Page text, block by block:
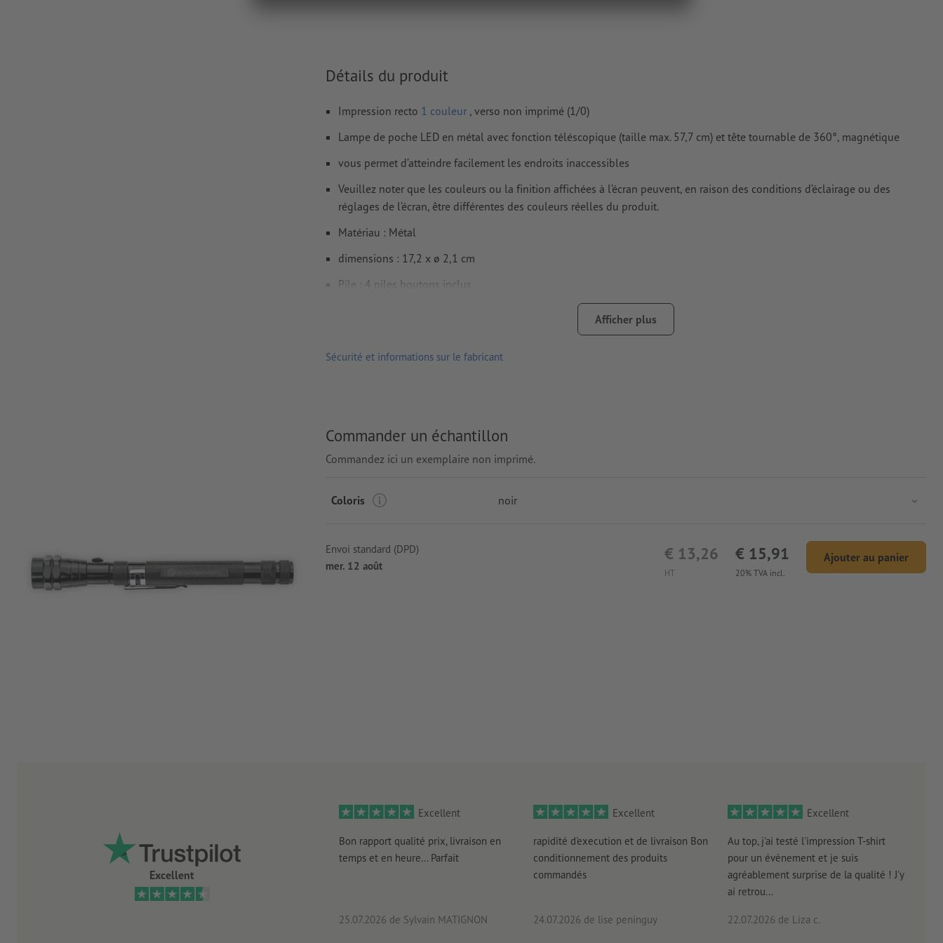
Détails du produit
Impression recto 1 couleur , verso non imprimé (1/0)
Lampe de poche LED en métal avec fonction téléscopique (taille max. 57,7 cm) et tête tournable de 360°, magnétique
vous permet d’atteindre facilement les endroits inaccessibles
Veuillez noter que les couleurs ou la finition affichées à l’écran peuvent, en raison des conditions d’éclairage ou des
réglages de l’écran, être différentes des couleurs réelles du produit.
Matériau : Métal
dimensions : 17,2 x ø 2,1 cm
Pile : 4 piles boutons inclus
Traitement: Gravure laser
Afficher plus
Sécurité et informations sur le fabricant
Commander un échantillon
Commandez ici un exemplaire non imprimé.
Coloris noir
HT
€ 13,26
20% TVA incl.
€ 15,91 Ajouter au panier
Envoi standard (DPD)
mer. 12 août
Excellent
Excellent
Bon rapport qualité prix, livraison en
temps et en heure... Parfait
25.07.2026 de Sylvain MATIGNON
Excellent
rapidité d'execution et de livraison Bon
conditionnement des produits
commandés
24.07.2026 de lise peninguy
Excellent
Au top, j'ai testé l'impression T-shirt
pour un évènement et je suis
agréablement surprise de la qualité ! J'y
ai retrou...
22.07.2026 de Liza c.